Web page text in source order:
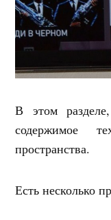
В этом
содержимое
пространства.
Есть несколько